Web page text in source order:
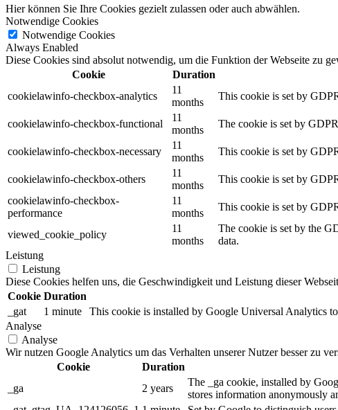
Hier können Sie Ihre Cookies gezielt zulassen oder auch abwählen.
Notwendige Cookies
Notwendige Cookies
Always Enabled
Diese Cookies sind absolut notwendig, um die Funktion der Webseite zu
Cookie
Duration
cookielawinfo-checkbox-analytics
11
months
This cookie is set by
cookielawinfo-checkbox-functional
11
months
The cookie is set by
cookielawinfo-checkbox-necessary
11
months
This cookie is set by
cookielawinfo-checkbox-others
11
months
This cookie is set by
cookielawinfo-checkbox-
performance
11
months
This cookie is set by
viewed_cookie_policy
11
months
The cookie is set by the
data.
Leistung
Leistung
Diese Cookies helfen uns, die Geschwindigkeit und Leistung dieser
Cookie Duration
_gat
1 minute
This cookie is installed by Google Universal Analytics
Analyse
Analyse
Wir nutzen Google Analytics um das Verhalten unserer Nutzer besser zu
Cookie
Duration
_ga
2 years
The _ga cookie, installed by
stores information anonymously